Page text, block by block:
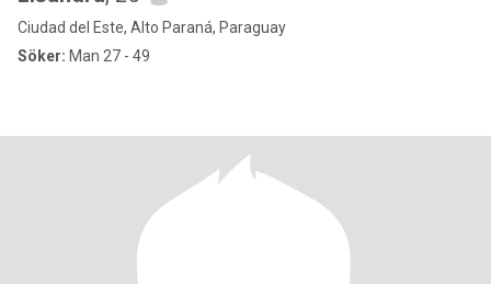
Ciudad del Este, Alto Paraná, Paraguay
Söker: Man 27 - 49